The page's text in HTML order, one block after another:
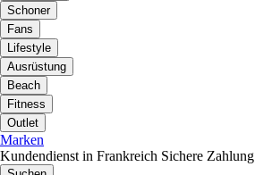
Schoner
Fans
Lifestyle
Ausrüstung
Beach
Fitness
Outlet
Marken
Kundendienst in Frankreich Sichere Zahlung